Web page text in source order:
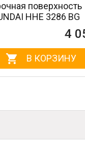
3286 BG
4 050 Р
КОРЗИНУ